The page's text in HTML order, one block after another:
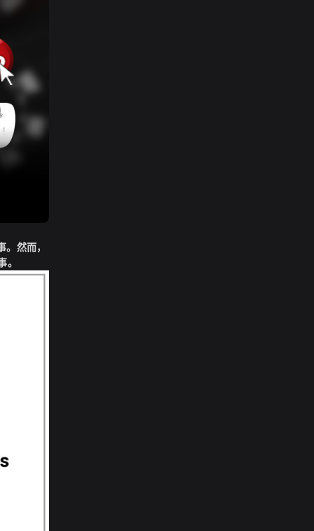
然而，
。